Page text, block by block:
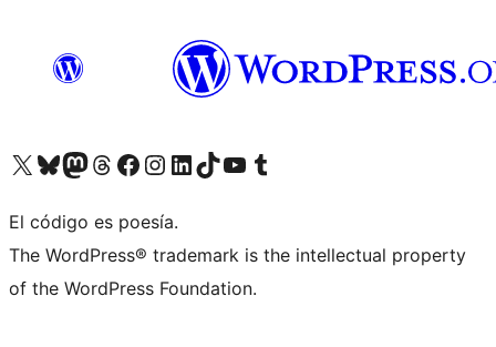
Visita nuestra cuenta de X (anteriormente Twitter)
Visita nuestra cuenta de Bluesky
Visita nuestra cuenta de Mastodon
Visita nuestra cuenta de Threads
Visita nuestra página de Facebook
Visita nuestra cuenta de Instagram
Visita nuestra cuenta de LinkedIn
Visita nuestra cuenta de TikTok
Visita nuestro canal de YouTube
Visita nuestra cuenta de Tumblr
El código es poesía.
The WordPress® trademark is the intellectual property
of the WordPress Foundation.